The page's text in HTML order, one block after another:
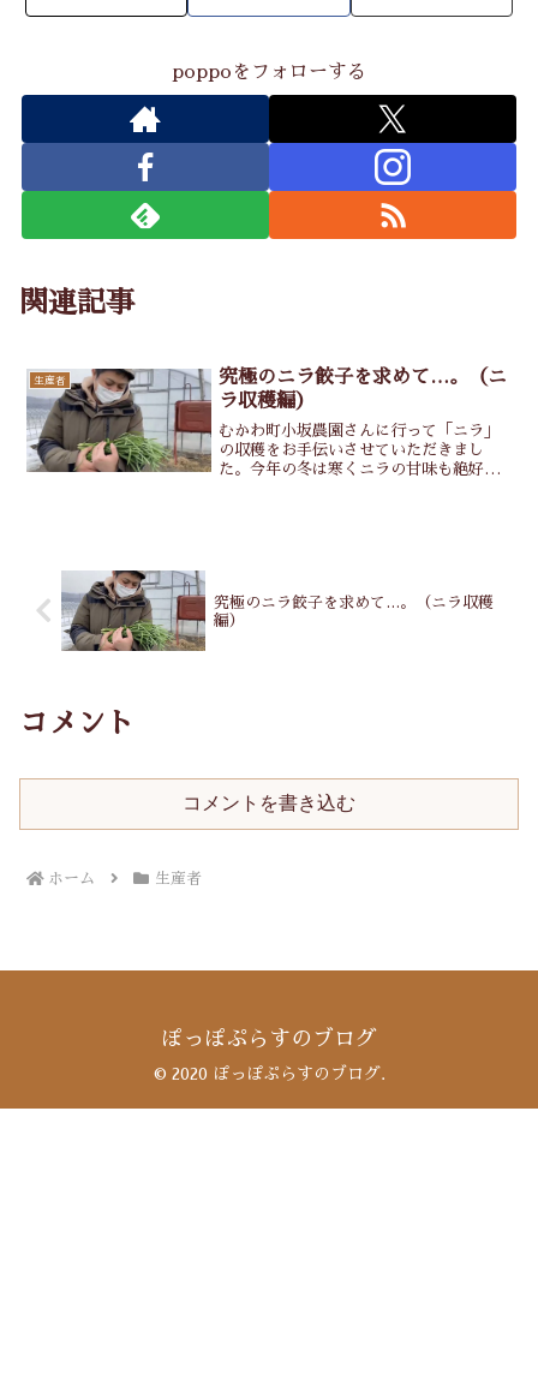
poppoをフォローする
関連記事
生産者
究極のニラ餃子を求めて…。（ニ
ラ収穫編）
むかわ町小坂農園さんに行って「ニラ」
の収穫をお手伝いさせていただきまし
た。今年の冬は寒くニラの甘味も絶好
究極のニラ餃子を求めて…。（ニラ収穫
編）
コメント
コメントを書き込む
ホーム 生産者
ぽっぽぷらすのブログ
© 2020 ぽっぽぷらすのブログ.